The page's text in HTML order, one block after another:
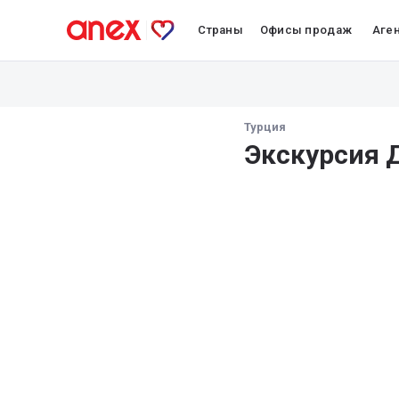
Страны Офисы продаж
Турция
Экскурсия